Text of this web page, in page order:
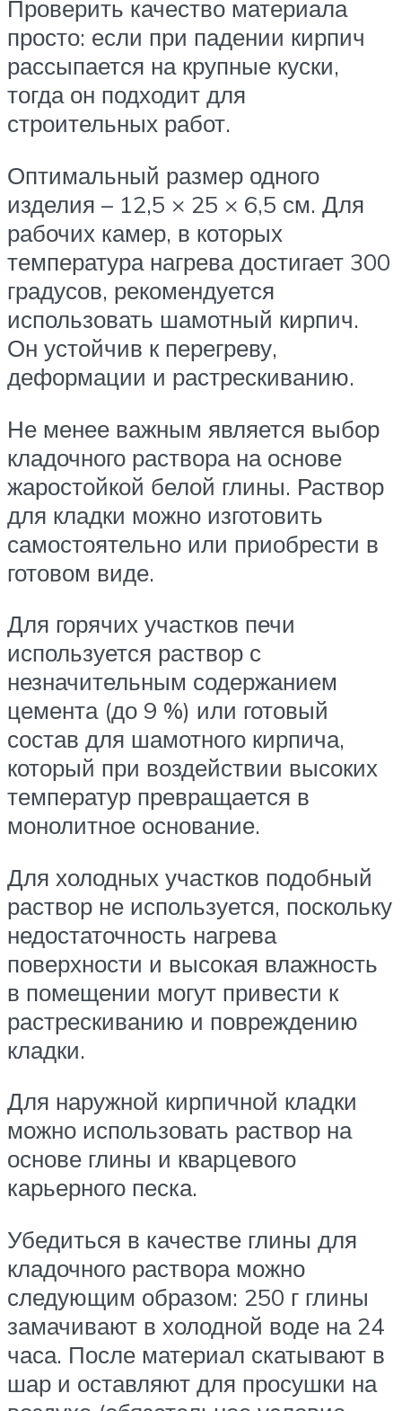
Проверить качество материала
просто: если при падении кирпич
рассыпается на крупные куски,
тогда он подходит для
строительных работ.
Оптимальный размер одного
изделия – 12,5 × 25 × 6,5 см. Для
рабочих камер, в которых
температура нагрева достигает 300
градусов, рекомендуется
использовать шамотный кирпич.
Он устойчив к перегреву,
деформации и растрескиванию.
Не менее важным является выбор
кладочного раствора на основе
жаростойкой белой глины. Раствор
для кладки можно изготовить
самостоятельно или приобрести в
готовом виде.
Для горячих участков печи
используется раствор с
незначительным содержанием
цемента (до 9 %) или готовый
состав для шамотного кирпича,
который при воздействии высоких
температур превращается в
монолитное основание.
Для холодных участков подобный
раствор не используется, поскольку
недостаточность нагрева
поверхности и высокая влажность
в помещении могут привести к
растрескиванию и повреждению
кладки.
Для наружной кирпичной кладки
можно использовать раствор на
основе глины и кварцевого
карьерного песка.
Убедиться в качестве глины для
кладочного раствора можно
следующим образом: 250 г глины
замачивают в холодной воде на 24
часа. После материал скатывают в
шар и оставляют для просушки на